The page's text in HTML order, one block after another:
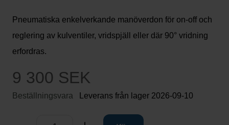
Pneumatiska enkelverkande manöverdon för on-off och
reglering av kulventiler, vridspjäll eller där 90° vridning
erfordras.
9 300 SEK
Beställningsvara Leverans från lager 2026-09-10